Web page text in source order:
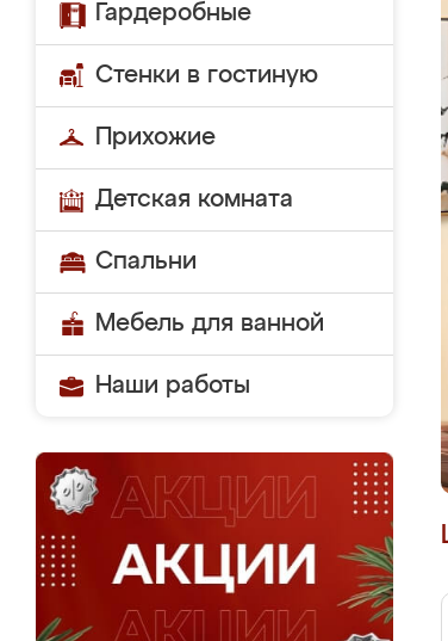
Гардеробные
Стенки в гостиную
Прихожие
Детская комната
Спальни
Мебель для ванной
Наши работы